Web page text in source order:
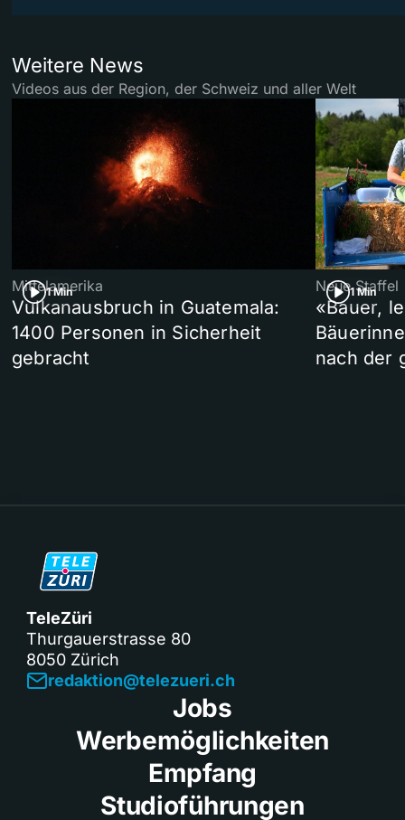
Weitere News
Videos aus der Region, der Schweiz und aller Welt
1 Min
Mittelamerika
Vulkanausbruch in Guatemala:
1400 Personen in Sicherheit
gebracht
1 Min
Neue Staffel
«Bauer,
nach der
TeleZüri
Thurgauerstrasse 80
8050 Zürich
redaktion@telezueri.ch
Jobs
Werbemöglichkeiten
Empfang
Studioführungen